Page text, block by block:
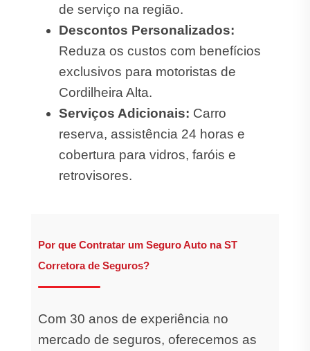
de serviço na região.
Descontos Personalizados:
Reduza os custos com benefícios
exclusivos para motoristas de
Cordilheira Alta.
Serviços Adicionais: Carro
reserva, assistência 24 horas e
cobertura para vidros, faróis e
retrovisores.
Por que Contratar um Seguro Auto na ST
Corretora de Seguros?
Com 30 anos de experiência no
mercado de seguros, oferecemos as